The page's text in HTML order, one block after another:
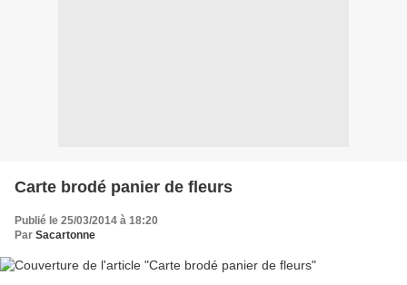
Carte brodé panier de fleurs
Publié le 25/03/2014 à 18:20
Par Sacartonne